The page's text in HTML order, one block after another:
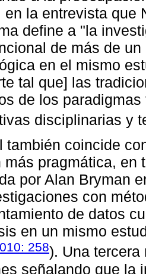
en la entrevista que
define a "la
de más de
en el mismo
tal que] las
de los
disciplinarias y
también coincide
más pragmática, en
por Alan Bryman
con
de datos
en un mismo
258). Una
señalando que la